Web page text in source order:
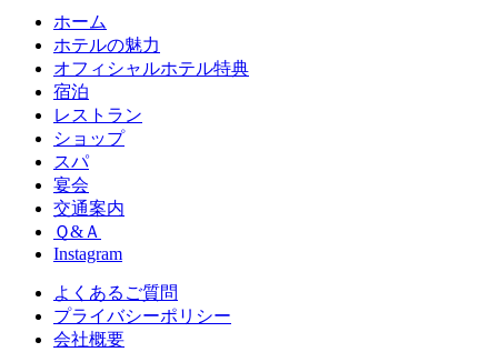
ホーム
ホテルの魅力
オフィシャルホテル特典
宿泊
レストラン
ショップ
スパ
宴会
交通案内
Ｑ&Ａ
Instagram
よくあるご質問
プライバシーポリシー
会社概要